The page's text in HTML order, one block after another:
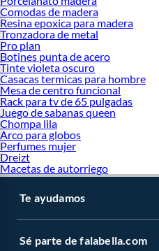
Comodas de madera
Resina epoxica para madera
Tronzadora de metal
Pro plan
Botines punta de acero
Tinte violeta oscuro
Casacas termicas para hombre
Mesa de centro funcional
Rack para tv de 65 pulgadas
Juego de sabanas queen
Chompa lila
Arco para globos
Perfumes mujer
Dreizt
Macetas de autorriego
Te ayudamos
Sé parte de falabella.com